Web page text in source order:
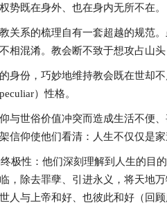
势既在身外、也在身内无所不在。
关系的梳理自有一套超越的规范
相混淆。教会断不致于想攻占山
身份，巧妙地维持教会既在世却
）性格。
与世俗价值冲突而造成生活不便
信仰使他们看清：人生不仅仅是家
极性：他们深刻理解到人生的目
，除去罪孽、引进永义，将天地
人与上帝和好、也彼此和好（回